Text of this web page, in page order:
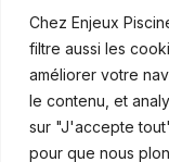
Chez Enjeux
filtre aussi les
améliorer votre
le contenu, et
sur "J'accepte
pour que nous